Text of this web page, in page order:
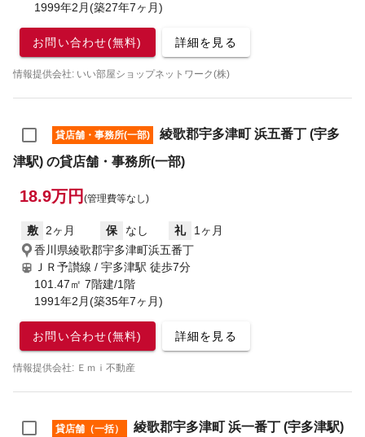
1999年2月(築27年7ヶ月)
お問い合わせ(無料) 詳細を見る
情報提供会社: いい部屋ショップネットワーク(株)
貸店舗・事務所(一部)
綾歌郡宇多津町 浜五番丁 (宇多
津駅) の貸店舗・事務所(一部)
18.9万円 (管理費等なし)
敷 2ヶ月 保 なし 礼
1ヶ月
香川県綾歌郡宇多津町浜五番丁
ＪＲ予讃線 / 宇多津駅 徒歩7分
101.47㎡ 7階建/1階
1991年2月(築35年7ヶ月)
お問い合わせ(無料) 詳細を見る
情報提供会社: Ｅｍｉ不動産
貸店舗（一括）
綾歌郡宇多津町 浜一番丁 (宇多津駅)